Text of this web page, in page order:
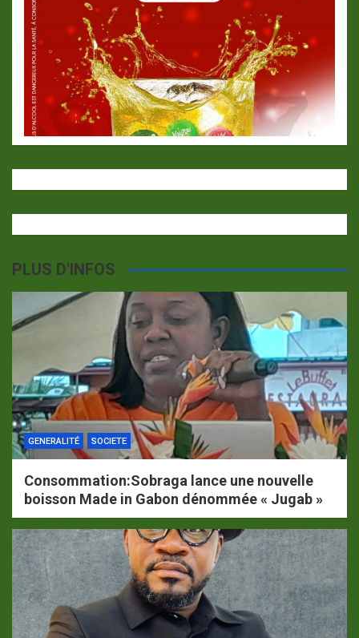
PLUS D'INFOS
GENERALITÉ SOCIETE
Consommation:Sobraga lance une nouvelle
boisson Made in Gabon dénommée « Jugab »